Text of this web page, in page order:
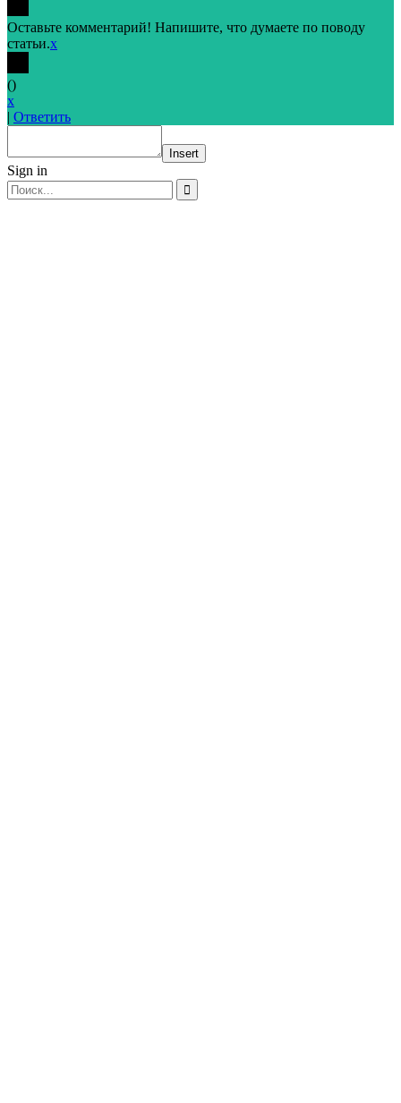
Оставьте комментарий! Напишите, что думаете по поводу
статьи.x
()
x
| Ответить
Insert
Sign in